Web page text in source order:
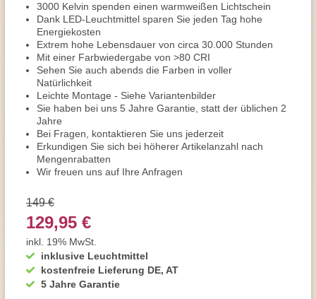
3000 Kelvin spenden einen warmweißen Lichtschein
Dank LED-Leuchtmittel sparen Sie jeden Tag hohe
Energiekosten
Extrem hohe Lebensdauer von circa 30.000 Stunden
Mit einer Farbwiedergabe von >80 CRI
Sehen Sie auch abends die Farben in voller
Natürlichkeit
Leichte Montage - Siehe Variantenbilder
Sie haben bei uns 5 Jahre Garantie, statt der üblichen 2
Jahre
Bei Fragen, kontaktieren Sie uns jederzeit
Erkundigen Sie sich bei höherer Artikelanzahl nach
Mengenrabatten
Wir freuen uns auf Ihre Anfragen
inklusive Leuchtmittel
kostenfreie Lieferung DE, AT
5 Jahre Garantie
149 €
129,95 €
inkl. 19% MwSt.